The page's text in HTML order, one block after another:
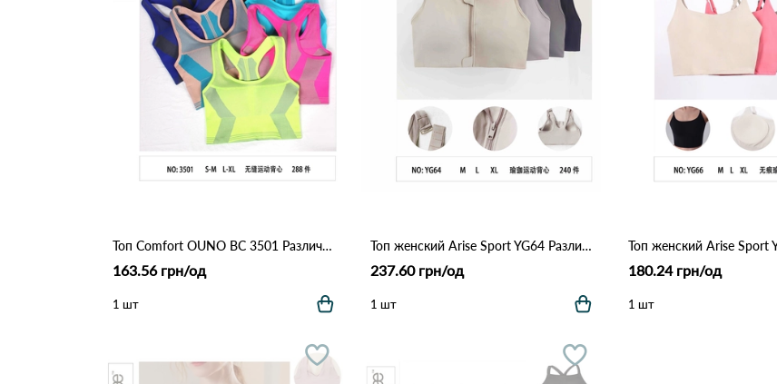
Топ Comfort OUNO BC 3501 Различные цвета
163.56 грн/од
1 шт
Топ женский Arise Sport YG64 Различные цвета
237.60 грн/од
1 шт
180.24 грн/од
1 шт